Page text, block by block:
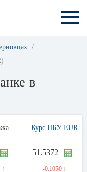
в
Курс НБУ EUR
↑
51.5372
-0.1050 ↓